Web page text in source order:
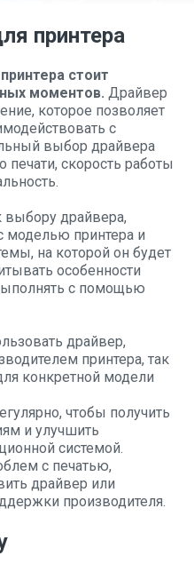
принтера
стоит
моментов. Драйвер
которое позволяет
с
выбор драйвера
печати, скорость работы
выбору драйвера,
моделью принтера и
на которой он будет
особенности
с помощью
драйвер,
принтера, так
конкретной модели
чтобы получить
и улучшить
системой.
с печатью,
драйвер или
производителя.